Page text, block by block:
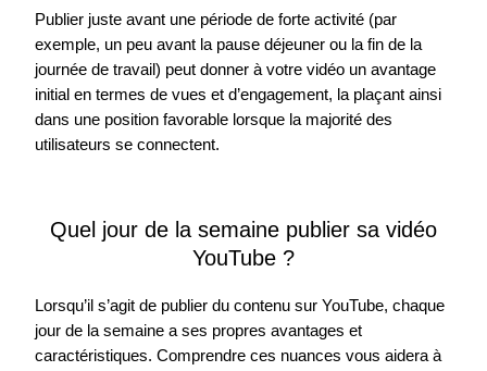
Publier juste avant une période de forte activité (par
exemple, un peu avant la pause déjeuner ou la fin de la
journée de travail) peut donner à votre vidéo un avantage
initial en termes de vues et d’engagement, la plaçant ainsi
dans une position favorable lorsque la majorité des
utilisateurs se connectent.
Quel jour de la semaine publier sa vidéo
YouTube ?
Lorsqu’il s’agit de publier du contenu sur YouTube, chaque
jour de la semaine a ses propres avantages et
caractéristiques. Comprendre ces nuances vous aidera à